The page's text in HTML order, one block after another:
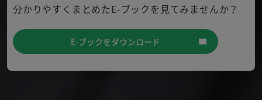
分かりやすくまとめたE-ブックを見てみませんか？
E-ブックをダウンロード